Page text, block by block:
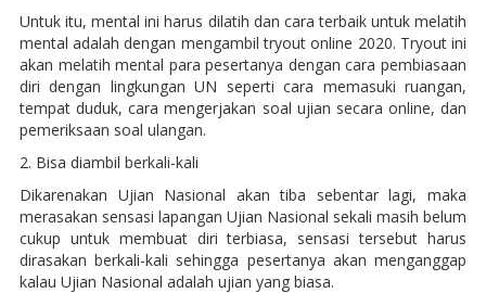
Untuk itu, mental ini harus dilatih dan cara terbaik untuk melatih
mental adalah dengan mengambil tryout online 2020. Tryout ini
akan melatih mental para pesertanya dengan cara pembiasaan
diri dengan lingkungan UN seperti cara memasuki ruangan,
tempat duduk, cara mengerjakan soal ujian secara online, dan
pemeriksaan soal ulangan.
2. Bisa diambil berkali-kali
Dikarenakan Ujian Nasional akan tiba sebentar lagi, maka
merasakan sensasi lapangan Ujian Nasional sekali masih belum
cukup untuk membuat diri terbiasa, sensasi tersebut harus
dirasakan berkali-kali sehingga pesertanya akan menganggap
kalau Ujian Nasional adalah ujian yang biasa.